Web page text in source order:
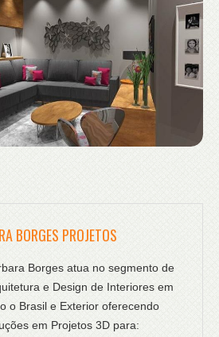
BORGES PROJETOS
Borges atua no segmento de
e Design de Interiores em
o Brasil e Exterior oferecendo
em Projetos 3D para: